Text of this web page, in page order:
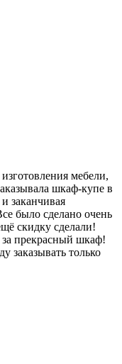
мебели,
шкаф-купе в
заканчивая
было сделано очень
скидку сделали!
за прекрасный шкаф!
заказывать только